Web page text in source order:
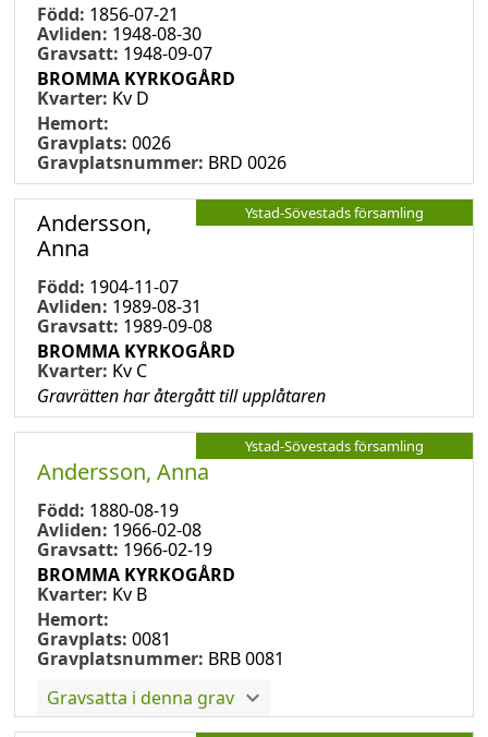
Född: 1856-07-21
Avliden: 1948-08-30
Gravsatt: 1948-09-07
BROMMA KYRKOGÅRD
Kvarter: Kv D
Hemort:
Gravplats: 0026
Gravplatsnummer: BRD 0026
Ystad-Sövestads församling
Andersson,
Anna
Född: 1904-11-07
Avliden: 1989-08-31
Gravsatt: 1989-09-08
BROMMA KYRKOGÅRD
Kvarter: Kv C
Gravrätten har återgått till upplåtaren
Ystad-Sövestads församling
Andersson, Anna
Född: 1880-08-19
Avliden: 1966-02-08
Gravsatt: 1966-02-19
BROMMA KYRKOGÅRD
Kvarter: Kv B
Hemort:
Gravplats: 0081
Gravplatsnummer: BRB 0081
Gravsatta i denna grav